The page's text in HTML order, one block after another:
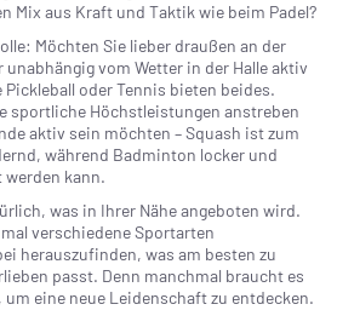
Mix aus Kraft und Taktik wie beim Padel?
Möchten Sie lieber draußen an der
vom Wetter in der Halle aktiv
oder Tennis bieten beides.
sportliche Höchstleistungen anstreben
aktiv sein möchten – Squash ist zum
während Badminton locker und
kann.
was in Ihrer Nähe angeboten wird.
verschiedene Sportarten
herauszufinden, was am besten zu
passt. Denn manchmal braucht es
eine neue Leidenschaft zu entdecken.